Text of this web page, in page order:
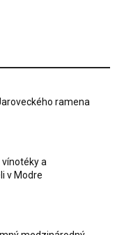
ramena
a
v Modre